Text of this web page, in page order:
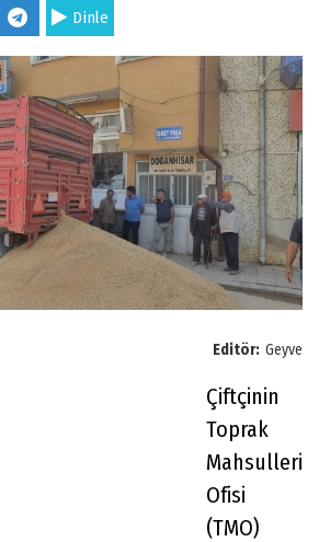
Dinle
Editör: Geyve
Çiftçinin
Toprak
Mahsulleri
Ofisi
(TMO)